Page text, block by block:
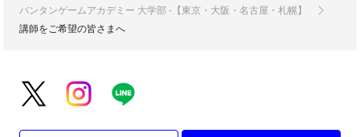
バンタンゲームアカデミー 大学部 -【東京・大阪・名古屋・札幌】
講師をご希望の皆さまへ